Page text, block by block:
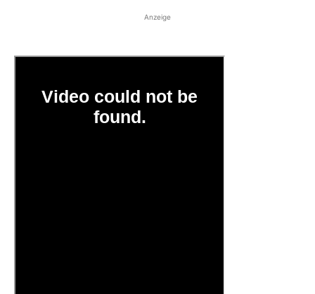
Anzeige